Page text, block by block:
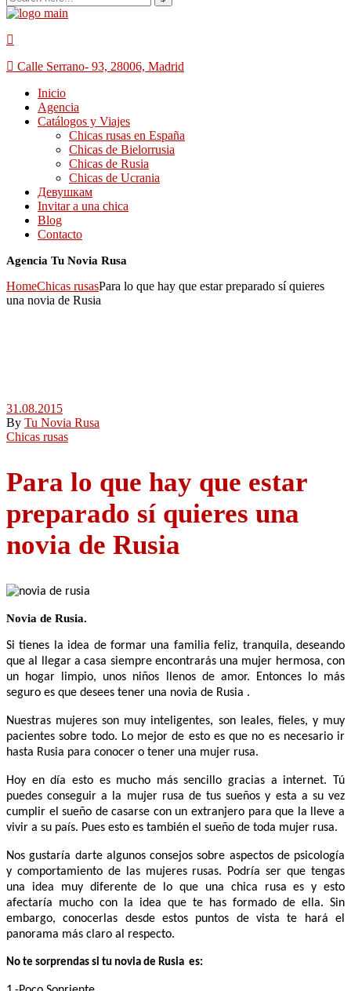
Calle Serrano- 93, 28006, Madrid
Inicio
Agencia
Catálogos y Viajes
Chicas rusas en España
Chicas de Bielorrusia
Chicas de Rusia
Chicas de Ucrania
Девушкам
Invitar a una chica
Blog
Contacto
Agencia Tu Novia Rusa
HomeChicas rusasPara lo que hay que estar preparado sí quieres
una novia de Rusia
31.08.2015
By Tu Novia Rusa
Chicas rusas
Para lo que hay que estar
preparado sí quieres una
novia de Rusia
Novia de Rusia.
Si tienes la idea de formar una familia feliz, tranquila, deseando
que al llegar a casa siempre encontrarás una mujer hermosa, con
un hogar limpio, unos niños llenos de amor. Entonces lo más
seguro es que desees tener una novia de Rusia .
Nuestras mujeres son muy inteligentes, son leales, fieles, y muy
pacientes sobre todo. Lo mejor de esto es que no es necesario ir
hasta Rusia para conocer o tener una mujer rusa.
Hoy en día esto es mucho más sencillo gracias a internet. Tú
puedes conseguir a la mujer rusa de tus sueños y esta a su vez
cumplir el sueño de casarse con un extranjero para que la lleve a
vivir a su país. Pues esto es también el sueño de toda mujer rusa.
Nos gustaría darte algunos consejos sobre aspectos de psicología
y comportamiento de las mujeres rusas. Podría ser que tengas
una idea muy diferente de lo que una chica rusa es y esto
afectaría mucho con la idea que te has formado de ella. Sin
embargo, conocerlas desde estos puntos de vista te hará el
panorama más claro al respecto.
No te sorprendas si tu novia de Rusia es: